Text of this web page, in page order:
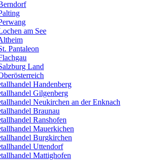
am See
Pantaleon
Land
Handenberg
Gilgenberg
Neukirchen an der Enknach
Braunau
Ranshofen
Mauerkichen
Burgkirchen
Uttendorf
Mattighofen